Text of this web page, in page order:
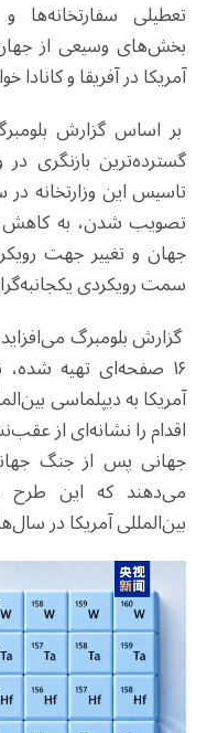
تعطیلی
بخش‌های وسیعی از
آمریکا در آفریقا و
بر اساس گزارش
گسترده‌ترین بازنگری
تصویب شدن، به کاهش
جهان و تغییر جهت
سمت رویکردی
گزارش بلومبرگ
۱۶ صفحه‌ای تهیه
آمریکا به دیپلماسی
اقدام را نشانه‌ای از
جهانی پس از جنگ
می‌دهند که این طرح
بین‌المللی آمریکا در